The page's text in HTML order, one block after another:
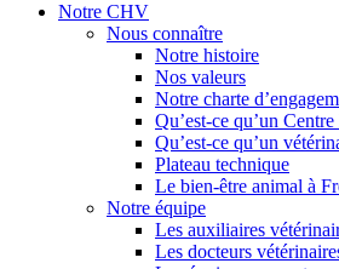
Notre CHV
Nous connaître
Notre histoire
Nos valeurs
Notre charte
Qu’est-ce qu’un
Qu’est-ce qu’un
Plateau technique
Le bien-être animal à
Notre équipe
Les auxiliaires
Les docteurs